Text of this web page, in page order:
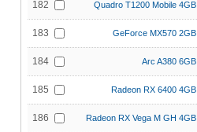
182 Quadro T1200 Mobile 4GB
183 GeForce MX570 2GB
184 Arc A380 6GB
185 Radeon RX 6400 4GB
186 Radeon RX Vega M GH 4GB